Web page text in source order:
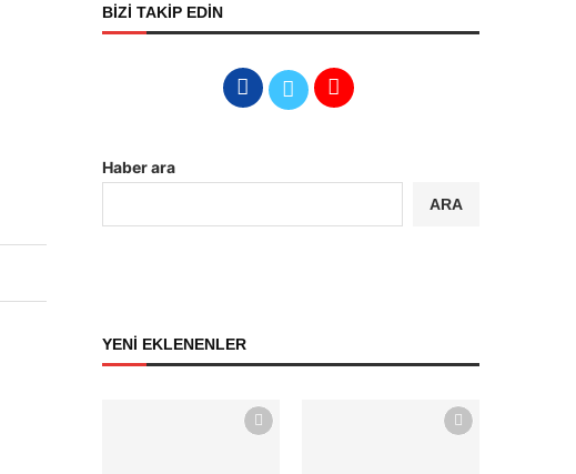
BİZİ TAKİP EDİN
Haber ara
ARA
YENİ EKLENENLER